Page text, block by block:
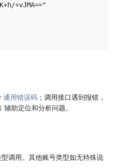
+vJMA=="
通用错误码 ；调用接口遇到报错，
辅助定位和分析问题。
调用。其他账号类型如无特殊说